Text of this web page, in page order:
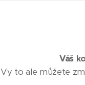
Váš
Vy to ale můžete